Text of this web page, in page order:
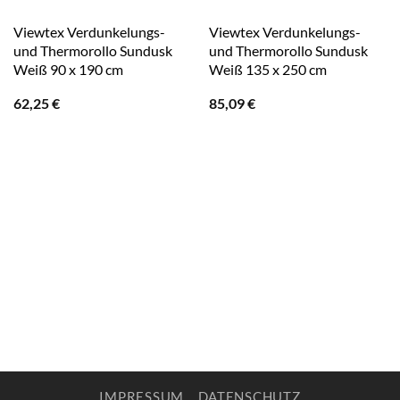
Viewtex Verdunkelungs-
und Thermorollo Sundusk
Weiß 90 x 190 cm
62,25€
Viewtex Verdunkelungs-
und Thermorollo Sundusk
Weiß 135 x 250 cm
85,09€